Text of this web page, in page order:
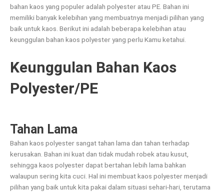
bahan kaos yang populer adalah polyester atau PE. Bahan ini
memiliki banyak kelebihan yang membuatnya menjadi pilihan yang
baik untuk kaos. Berikut ini adalah beberapa kelebihan atau
keunggulan bahan kaos polyester yang perlu Kamu ketahui.
Keunggulan Bahan Kaos
Polyester/PE
Tahan Lama
Bahan kaos polyester sangat tahan lama dan tahan terhadap
kerusakan. Bahan ini kuat dan tidak mudah robek atau kusut,
sehingga kaos polyester dapat bertahan lebih lama bahkan
walaupun sering kita cuci. Hal ini membuat kaos polyester menjadi
pilihan yang baik untuk kita pakai dalam situasi sehari-hari, terutama